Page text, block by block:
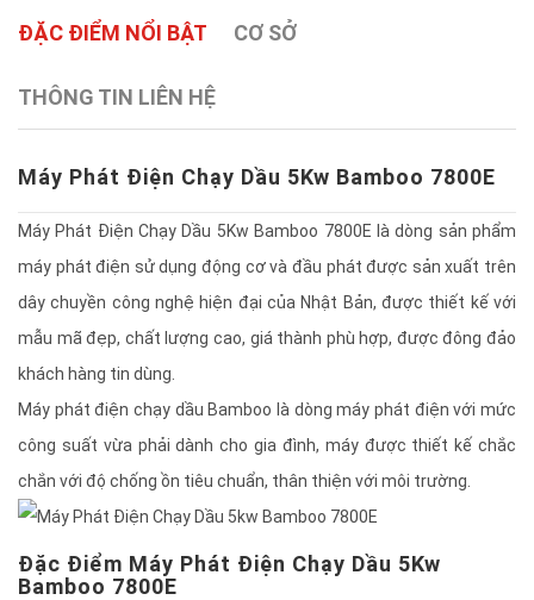
ĐẶC ĐIỂM NỔI BẬT CƠ SỞ
THÔNG TIN LIÊN HỆ
Máy Phát Điện Chạy Dầu 5Kw Bamboo 7800E
Máy Phát Điện Chạy Dầu 5Kw Bamboo 7800E là dòng sản phẩm
máy phát điện sử dụng động cơ và đầu phát được sản xuất trên
dây chuyền công nghệ hiện đại của Nhật Bản, được thiết kế với
mẫu mã đẹp, chất lượng cao, giá thành phù hợp, được đông đảo
khách hàng tin dùng.
Máy phát điện chạy dầu Bamboo là dòng máy phát điện với mức
công suất vừa phải dành cho gia đình, máy được thiết kế chắc
chắn với độ chống ồn tiêu chuẩn, thân thiện với môi trường.
Đặc Điểm Máy Phát Điện Chạy Dầu 5Kw
Bamboo 7800E